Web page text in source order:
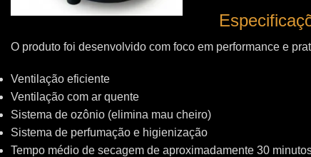
O produto foi desenvolvido com foco em performance e
Ventilação eficiente
Ventilação com ar quente
Sistema de ozônio (elimina mau cheiro)
Sistema de perfumação e higienização
Tempo médio de secagem de aproximadamente 30